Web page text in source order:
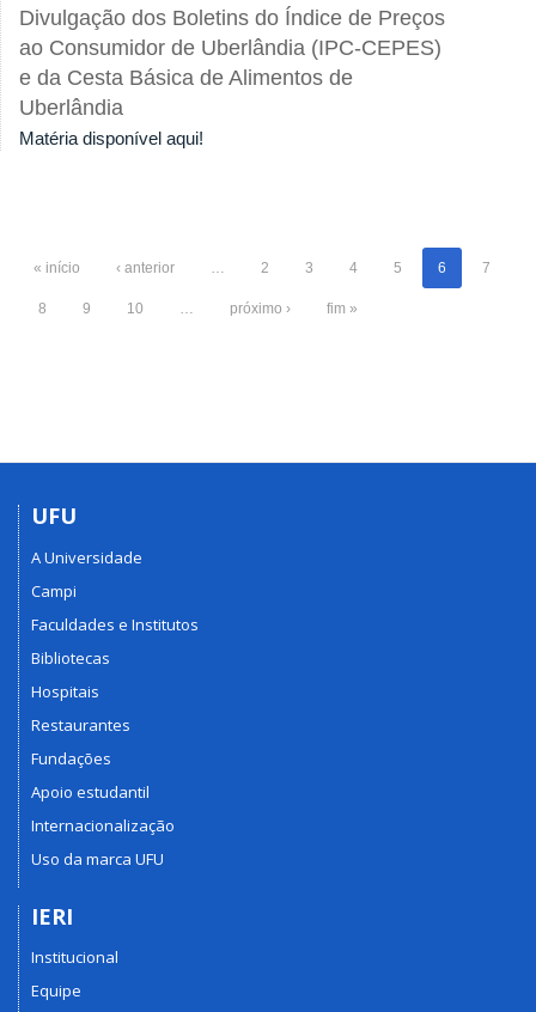
Divulgação dos Boletins do Índice de Preços
ao Consumidor de Uberlândia (IPC-CEPES)
e da Cesta Básica de Alimentos de
Uberlândia
Matéria disponível aqui!
« início ‹ anterior … 2 3 4 5 6 7
8 9 10 … próximo › fim »
UFU
A Universidade
Campi
Faculdades e Institutos
Bibliotecas
Hospitais
Restaurantes
Fundações
Apoio estudantil
Internacionalização
Uso da marca UFU
IERI
Institucional
Equipe